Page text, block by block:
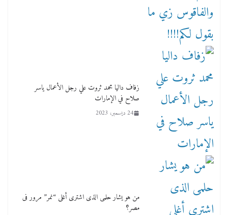
زفاف داليا محمد ثروت علي رجل الأعمال ياسر
صلاح في الإمارات
24 ديسمبر، 2023
من هو يشار حلمى الذى اشترى أغلى “نمر” مرور فى
مصر؟